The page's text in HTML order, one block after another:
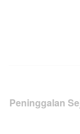
Peninggalan